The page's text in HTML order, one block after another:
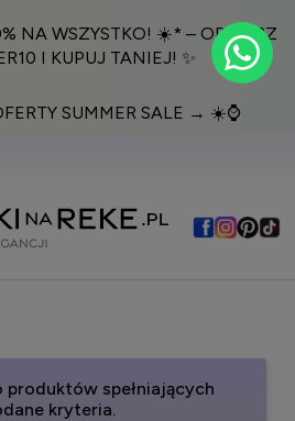
NA WSZYSTKO! ☀️* – ODBIERZ
I KUPUJ TANIEJ! ✨
SUMMER SALE → ☀️⌚️
produktów spełniających
kryteria.